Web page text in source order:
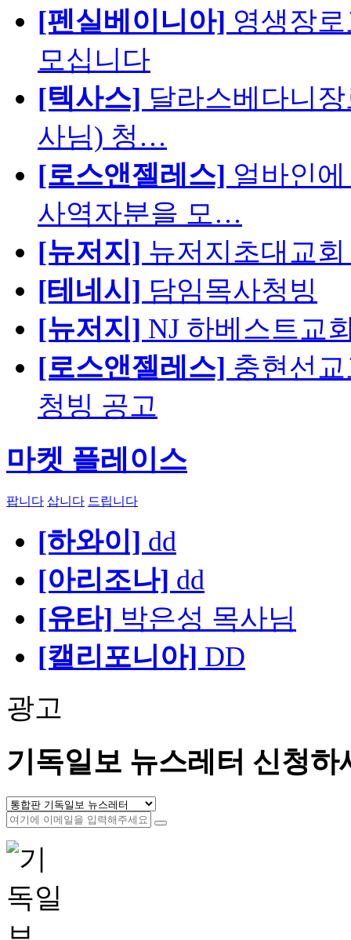
[펜실베이니아] 영생장
모십니다
[텍사스] 달라스베다니
사님) 청…
[로스앤젤레스] 얼바인
사역자분을 모…
[뉴저지] 뉴저지초대교
[테네시] 담임목사청빙
[뉴저지] NJ 하베스트교
[로스앤젤레스] 충현선
청빙 공고
마켓 플레이스
팝니다 삽니다 드립니다
[하와이] dd
[아리조나] dd
[유타] 박은성 목사님
[캘리포니아] DD
광고
기독일보 뉴스레터 신청하